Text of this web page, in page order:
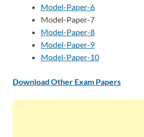
Model-Paper-6
Model-Paper-7
Model-Paper-8
Model-Paper-9
Model-Paper-10
Download Other Exam Papers